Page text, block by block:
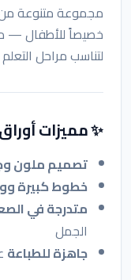
مجموعة متنوعة
خصيصاً للأطفال —
لتناسب مراحل
✨ مميزات
تصميم ملون
خطوط كبيرة
متدرجة في
الجمل
جاهزة للطباعة